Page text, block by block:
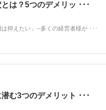
は？5つのデメリッ ･･･
抑えたい」--多くの経営者様が ･･･
む3つのデメリット ･･･